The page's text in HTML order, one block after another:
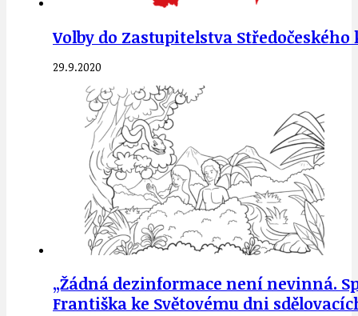
Volby do Zastupitelstva
29.9.2020
„Žádná dezinformace není nevinná.
Františka ke Světovému dni